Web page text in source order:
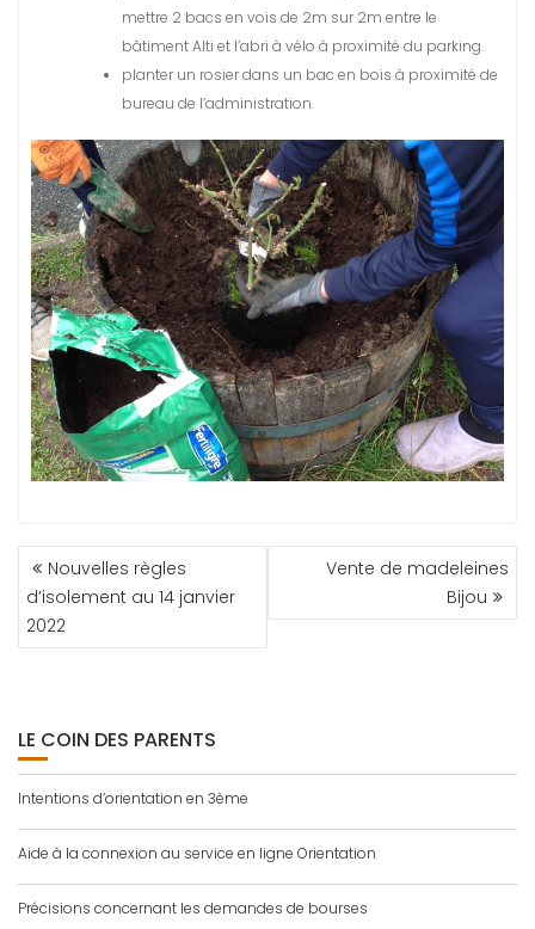
mettre 2 bacs en vois de 2m sur 2m entre le
bâtiment Alti et l’abri à vélo à proximité du parking.
planter un rosier dans un bac en bois à proximité de
bureau de l’administration.
NAVIGATION
DE
L’ARTICLE
Nouvelles règles
d’isolement au 14 janvier
2022
Vente de madeleines
Bijou
LE COIN DES PARENTS
Intentions d’orientation en 3ème
Aide à la connexion au service en ligne Orientation
Précisions concernant les demandes de bourses